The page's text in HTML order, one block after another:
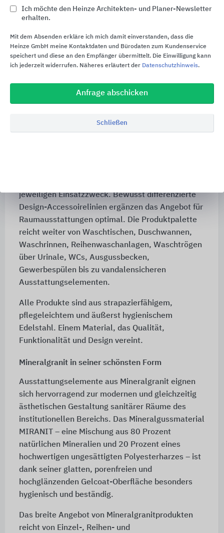
elektronisch gesteuerten Armaturen für die
Bereiche Waschen, Duschen, Urinale und WC auch
sanitärtechnische Steuerungssysteme sowie
Notduscheinrichtungen.
Mit dem Wassermanagementsystem A 3000 open
Gebäudeautomation zur intelligenten und
hygienischen Steuerung der gesamten
jeweiligen Einsatzzweck. Bewusst differenzierte
Design-Accessoirelinien ergänzen das Angebot für
Raumausstattungen optimal. Die Produktpalette
reicht weiter von Waschtischen, Duschwannen,
Waschrinnen, Reihenwaschanlagen, Waschtrögen
über Urinale, WCs, Ausgussbecken,
Gewerbespülen bis zu vandalensicheren
Ausstattungselementen.
Alle Produkte sind aus strapazierfähigem,
pflegeleichtem und äußerst hygienischem
Edelstahl. Einem Material, das Qualität,
Funktionalität und Design vereint.
Mineralgranit in seiner schönsten Form
Ausstattungselemente aus Mineralgranit eignen
sich hervorragend zur modernen und gleichzeitig
ästhetischen Gestaltung sanitärer Räume des
institutionellen Bereichs. Das Mineralgussmaterial
MIRANIT – eine Mischung aus 80 Prozent
natürlichen Mineralien und 20 Prozent eines
hochwertigen ungesättigten Polyesterharzes – ist
dank seiner glatten, porenfreien und
hochglänzenden Gelcoat-Oberfläche besonders
hygienisch und beständig.
Das breite Angebot von Mineralgranitprodukten
reicht von Einzel-, Reihen- und
Ich möchte den Heinze Architekten- und Planer-Newsletter
erhalten.
Mit dem Absenden erkläre ich mich damit einverstanden, dass die
Heinze GmbH meine Kontaktdaten und Bürodaten zum Kundenservice
speichert und diese an den Empfänger übermittelt. Die Einwilligung kann
ich jederzeit widerrufen. Näheres erläutert der Datenschutzhinweis.
Anfrage abschicken
Schließen